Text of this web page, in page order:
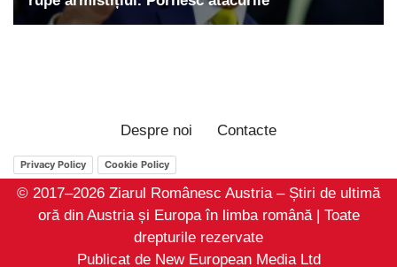
Despre noi Contacte
Privacy Policy Cookie Policy
© 2017–2026 Ziarul Românesc Austria – Știri de ultimă
oră din Austria și Europa în limba română | Toate
drepturile rezervate
Publicat de New European Media Ltd